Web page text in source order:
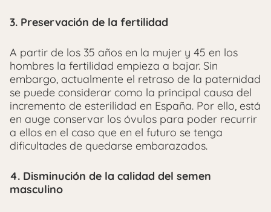
3. Preservación de la fertilidad
A partir de los 35 años en la mujer y 45 en los
hombres la fertilidad empieza a bajar. Sin
embargo, actualmente el retraso de la paternidad
se puede considerar como la principal causa del
incremento de esterilidad en España. Por ello, está
en auge conservar los óvulos para poder recurrir
a ellos en el caso que en el futuro se tenga
dificultades de quedarse embarazados.
4. Disminución de la calidad del semen
masculino